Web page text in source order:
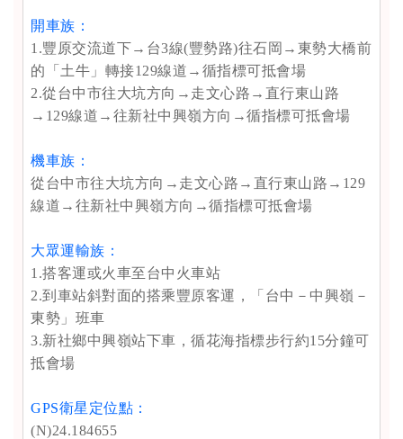
開車族：
1.豐原交流道下→台3線(豐勢路)往石岡→東勢大橋前
的「土牛」轉接129線道→循指標可抵會場
2.從台中市往大坑方向→走文心路→直行東山路
→129線道→往新社中興嶺方向→循指標可抵會場
機車族：
從台中市往大坑方向→走文心路→直行東山路→129
線道→往新社中興嶺方向→循指標可抵會場
大眾運輸族：
1.搭客運或火車至台中火車站
2.到車站斜對面的搭乘豐原客運，「台中－中興嶺－
東勢」班車
3.新社鄉中興嶺站下車，循花海指標步行約15分鐘可
抵會場
GPS衛星定位點：
(N)24.184655